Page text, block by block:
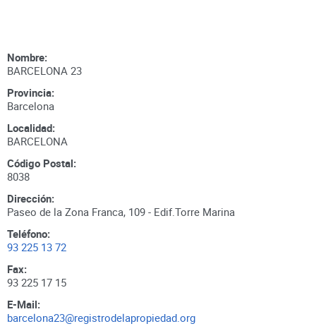
Nombre:
BARCELONA 23
Provincia:
Barcelona
Localidad:
BARCELONA
Código Postal:
8038
Dirección:
Paseo de la Zona Franca, 109 - Edif.Torre Marina
Teléfono:
93 225 13 72
Fax:
93 225 17 15
E-Mail:
barcelona23@registrodelapropiedad.org